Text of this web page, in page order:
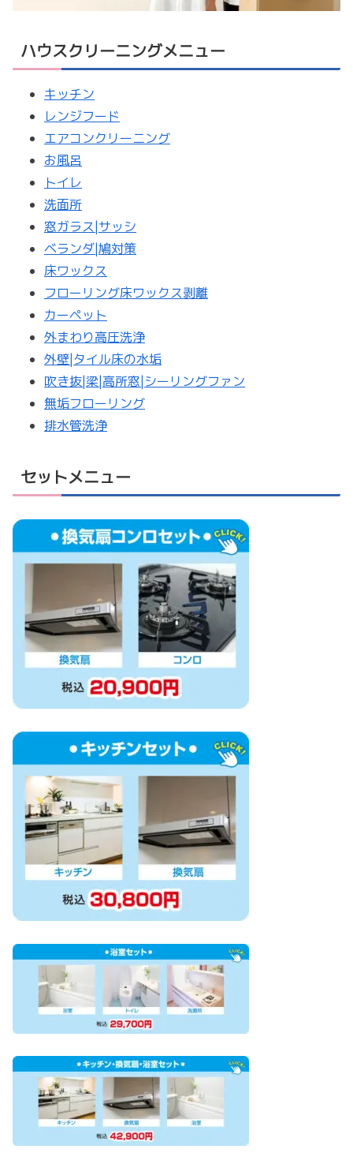
ハウスクリーニングメニュー
キッチン
レンジフード
エアコンクリーニング
お風呂
トイレ
洗面所
窓ガラス|サッシ
ベランダ|鳩対策
床ワックス
フローリング床ワックス剥離
カーペット
外まわり高圧洗浄
外壁|タイル床の水垢
吹き抜|梁|高所窓|シーリングファン
無垢フローリング
排水管洗浄
セットメニュー